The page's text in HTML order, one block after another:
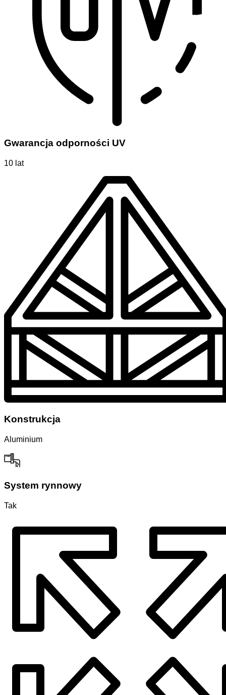
Gwarancja odporności UV
10 lat
Konstrukcja
Aluminium
System rynnowy
Tak